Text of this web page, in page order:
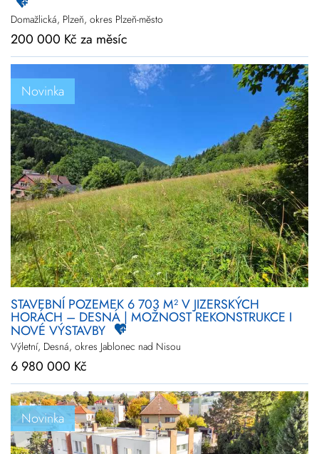
Domažlická, Plzeň, okres Plzeň-město
200 000 Kč za měsíc
Novinka
STAVEBNÍ POZEMEK 6 703 M² V JIZERSKÝCH
HORÁCH – DESNÁ | MOŽNOST REKONSTRUKCE I
NOVÉ VÝSTAVBY
Výletní, Desná, okres Jablonec nad Nisou
6 980 000 Kč
Novinka